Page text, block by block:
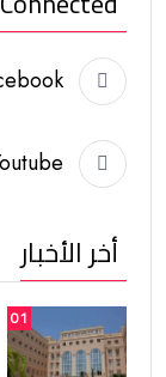
أخر الأخبار
01